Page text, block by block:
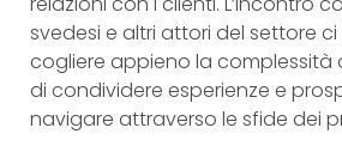
svedesi e altri attori del settore
cogliere appieno la complessità
di condividere esperienze e
navigare attraverso le sfide dei